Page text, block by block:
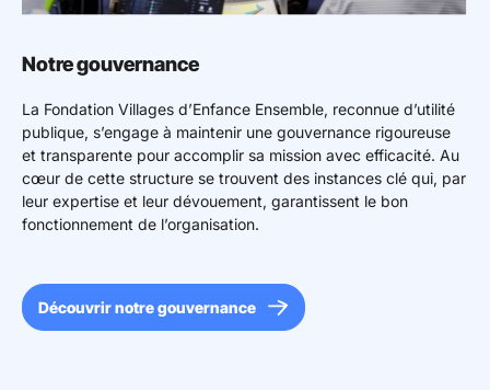
Notre gouvernance
La Fondation Villages d’Enfance Ensemble, reconnue d’utilité
publique, s’engage à maintenir une gouvernance rigoureuse
et transparente pour accomplir sa mission avec efficacité. Au
cœur de cette structure se trouvent des instances clé qui, par
leur expertise et leur dévouement, garantissent le bon
fonctionnement de l’organisation.
Découvrir notre gouvernance